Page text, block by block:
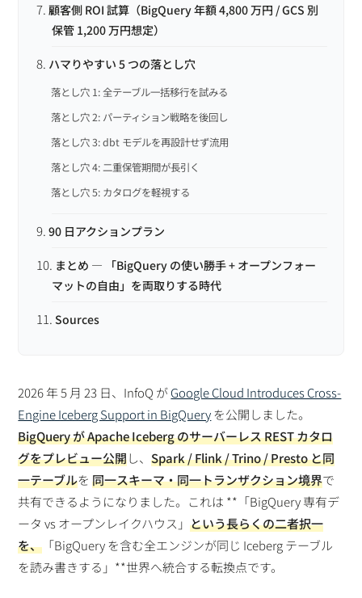
顧客側 ROI 試算（BigQuery 年額 4,800 万円 / GCS 別
保管 1,200 万円想定）
ハマりやすい 5 つの落とし穴
落とし穴 1: 全テーブル一括移行を試みる
落とし穴 2: パーティション戦略を後回し
落とし穴 3: dbt モデルを再設計せず流用
落とし穴 4: 二重保管期間が長引く
落とし穴 5: カタログを軽視する
90 日アクションプラン
まとめ — 「BigQuery の使い勝手 + オープンフォー
マットの自由」を両取りする時代
Sources
2026 年 5 月 23 日、InfoQ がGoogle Cloud Introduces Cross-
Engine Iceberg Support in BigQueryを公開しました。
BigQuery が Apache Iceberg のサーバーレス REST カタロ
グをプレビュー公開し、Spark / Flink / Trino / Presto と同
一テーブルを同一スキーマ・同一トランザクション境界で
共有できるようになりました。これは **「BigQuery 専有デ
ータ vs オープンレイクハウス」という長らくの二者択一
を、 「BigQuery を含む全エンジンが同じ Iceberg テーブル
を読み書きする」**世界へ統合する転換点です。